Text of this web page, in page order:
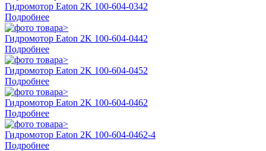
Гидромотор Eaton 2K 100-604-0342
Подробнее
Гидромотор Eaton 2K 100-604-0442
Подробнее
Гидромотор Eaton 2K 100-604-0452
Подробнее
Гидромотор Eaton 2K 100-604-0462
Подробнее
Гидромотор Eaton 2K 100-604-0462-4
Подробнее